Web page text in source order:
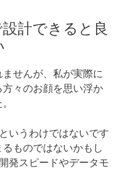
計できると良
せんが、私が実際に
々のお顔を思い浮か
いうわけではないです
ものではないかもし
発スピードやデータモ